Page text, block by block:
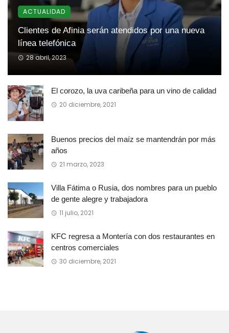
ACTUALIDAD
Clientes de Afinia serán atendidos por una nueva
línea telefónica
28 abril, 2023
El corozo, la uva caribeña para un vino de calidad
20 diciembre, 2021
Buenos precios del maíz se mantendrán por más
años
21 marzo, 2023
Villa Fátima o Rusia, dos nombres para un pueblo
de gente alegre y trabajadora
11 julio, 2021
KFC regresa a Montería con dos restaurantes en
centros comerciales
30 diciembre, 2021